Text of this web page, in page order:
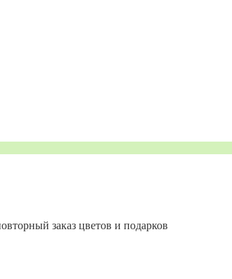
заказ цветов и подарков